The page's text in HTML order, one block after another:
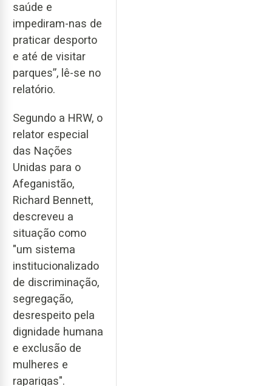
saúde e
impediram-nas de
praticar desporto
e até de visitar
parques”, lê-se no
relatório.
Segundo a HRW, o
relator especial
das Nações
Unidas para o
Afeganistão,
Richard Bennett,
descreveu a
situação como
"um sistema
institucionalizado
de discriminação,
segregação,
desrespeito pela
dignidade humana
e exclusão de
mulheres e
raparigas".